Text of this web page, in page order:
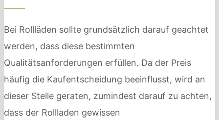
Bei Rollläden sollte grundsätzlich darauf geachtet
werden, dass diese bestimmten
Qualitätsanforderungen erfüllen. Da der Preis
häufig die Kaufentscheidung beeinflusst, wird an
dieser Stelle geraten, zumindest darauf zu achten,
dass der Rollladen gewissen